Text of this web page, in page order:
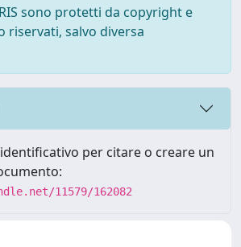
sono protetti da copyright e
salvo diversa
per citare o creare un
11579/162082